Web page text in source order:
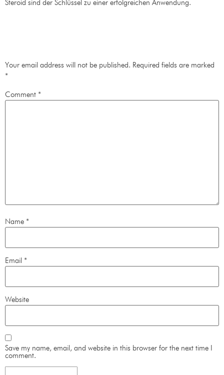
Steroid sind der Schlüssel zu einer erfolgreichen Anwendung.
Your email address will not be published. Required fields are marked
*
Comment *
Name *
Email *
Website
Save my name, email, and website in this browser for the next time I
comment.